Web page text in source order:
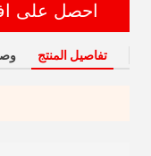
احصل على
تفاصيل المنتج